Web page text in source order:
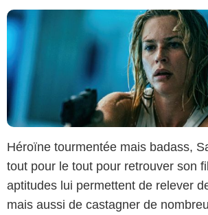
Héroïne tourmentée mais badass,
tout pour le tout pour retrouver son
aptitudes lui permettent de relever
mais aussi de castagner de